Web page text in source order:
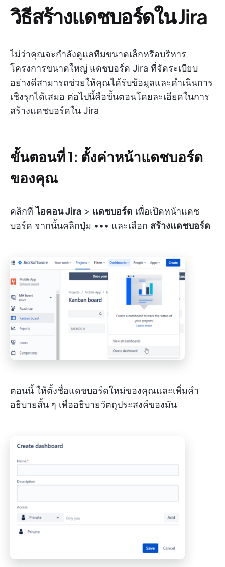
วิธีสร้างแดชบอร์ดใน Jira
ไม่ว่าคุณจะกำลังดูแลทีมขนาดเล็กหรือบริหาร
โครงการขนาดใหญ่ แดชบอร์ด Jira ที่จัดระเบียบ
อย่างดีสามารถช่วยให้คุณได้รับข้อมูลและดำเนินการ
เชิงรุกได้เสมอ ต่อไปนี้คือขั้นตอนโดยละเอียดในการ
สร้างแดชบอร์ดใน Jira
ขั้นตอนที่ 1: ตั้งค่าหน้าแดชบอร์ด
ของคุณ
คลิกที่ไอคอน Jira > แดชบอร์ด เพื่อเปิดหน้าแดช
บอร์ด จากนั้นคลิกปุ่ม ••• และเลือก สร้างแดชบอร์ด
ตอนนี้ ให้ตั้งชื่อแดชบอร์ดใหม่ของคุณและเพิ่มคำ
อธิบายสั้น ๆ เพื่ออธิบายวัตถุประสงค์ของมัน